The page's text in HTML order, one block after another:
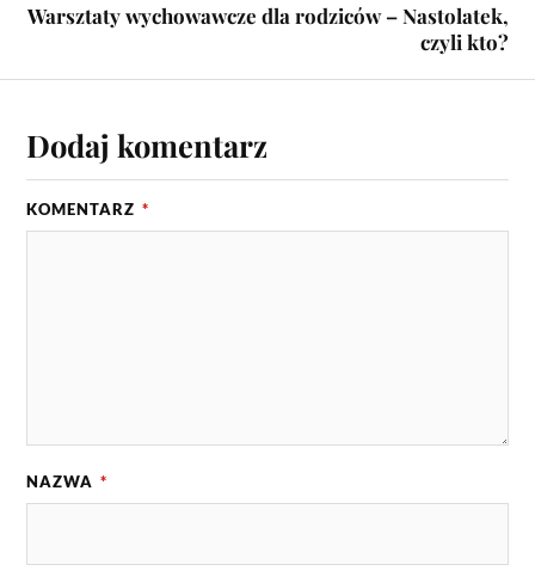
Warsztaty wychowawcze dla rodziców – Nastolatek,
czyli kto?
Dodaj komentarz
KOMENTARZ *
NAZWA *